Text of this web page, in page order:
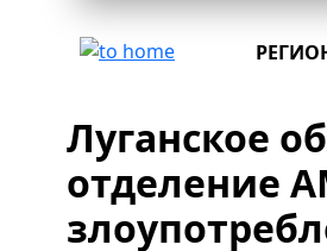
Луганское
отделение